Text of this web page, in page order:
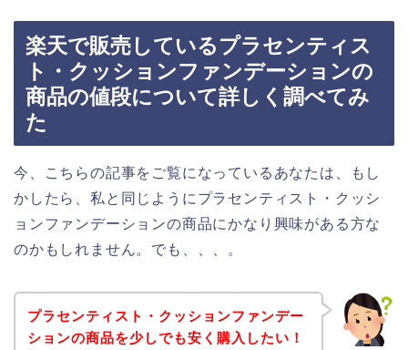
楽天で販売しているプラセンティス
ト・クッションファンデーションの
商品の値段について詳しく調べてみ
た
今、こちらの記事をご覧になっているあなたは、もし
かしたら、私と同じようにプラセンティスト・クッシ
ョンファンデーションの商品にかなり興味がある方な
のかもしれません。でも、、、。
プラセンティスト・クッションファンデー
ションの商品を少しでも安く購入したい！